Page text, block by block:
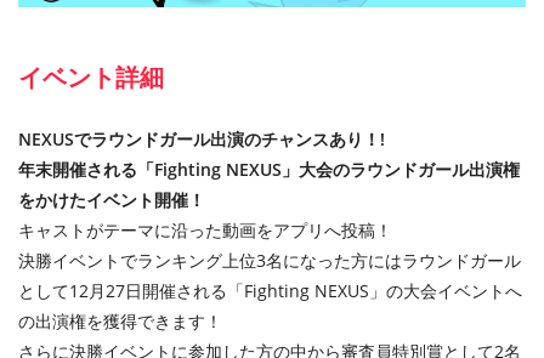
イベント詳細
NEXUSでラウンドガール出演のチャンスあり！!
年末開催される「Fighting NEXUS」大会のラウンドガール出演権
をかけたイベント開催！
キャストがテーマに沿った動画をアプリへ投稿！
決勝イベントでランキング上位3名になった方にはラウンドガール
として12月27日開催される「Fighting NEXUS」の大会イベントへ
の出演権を獲得できます！
さらに決勝イベントに参加した方の中から審査員特別賞として2名